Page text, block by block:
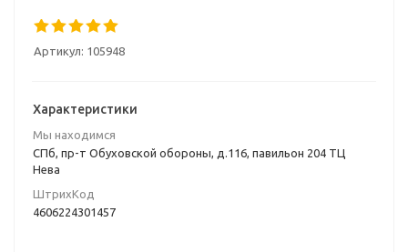
Артикул: 105948
Характеристики
Мы находимся
СПб, пр-т Обуховской обороны, д.116, павильон 204 ТЦ
Нева
ШтрихКод
4606224301457